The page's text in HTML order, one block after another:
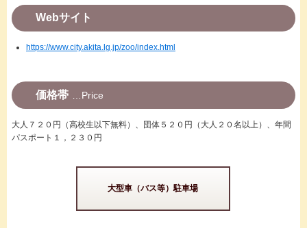
Webサイト
https://www.city.akita.lg.jp/zoo/index.html
価格帯 Price
大人７２０円（高校生以下無料）、団体５２０円（大人２０名以上）、年間
パスポート１，２３０円
大型車（バス等）駐車場